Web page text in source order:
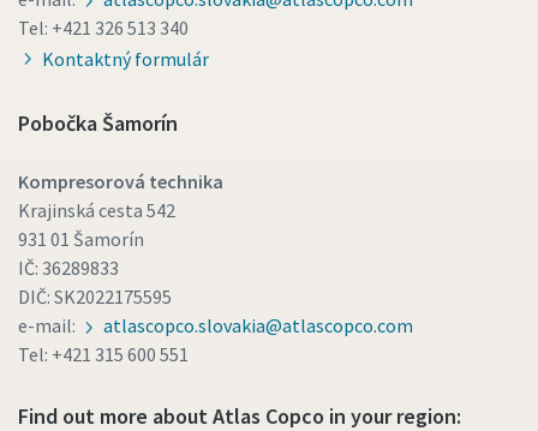
Tel: +421 326 513 340
Kontaktný formulár
Pobočka Šamorín
Kompresorová technika
Krajinská cesta 542
931 01 Šamorín
IČ: 36289833
DIČ: SK2022175595
e-mail:
atlascopco.slovakia@atlascopco.com
Tel: +421 315 600 551
Find out more about Atlas Copco in your region: